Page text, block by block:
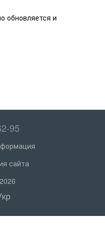
и
95
сайта